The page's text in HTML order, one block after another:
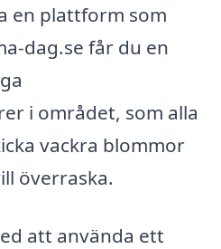
en plattform som
dag.se får du en
i området, som alla
vackra blommor
överraska.
att använda ett